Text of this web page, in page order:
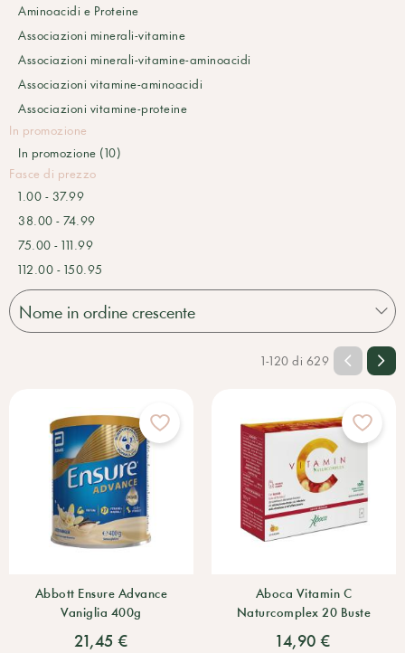
Aminoacidi e Proteine
Associazioni minerali-vitamine
Associazioni minerali-vitamine-aminoacidi
Associazioni vitamine-aminoacidi
Associazioni vitamine-proteine
In promozione
In promozione (10)
Fasce di prezzo
1.00 - 37.99
38.00 - 74.99
75.00 - 111.99
112.00 - 150.95
1-120 di 629
Abbott Ensure Advance
Vaniglia 400g
21,45 €
Aboca Vitamin C
Naturcomplex 20 Buste
14,90 €